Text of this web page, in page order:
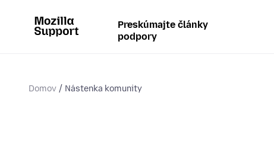
Preskúmajte články
podpory
Domov Nástenka komunity